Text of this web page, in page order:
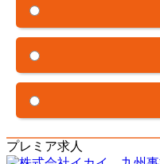
プレミア求人